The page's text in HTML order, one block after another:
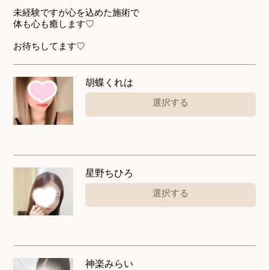
未経験ですが心を込めた施術で
体も心も癒します♡
お待ちしてます♡
胡蝶くれは
選択する
星野ちひろ
選択する
神楽みらい